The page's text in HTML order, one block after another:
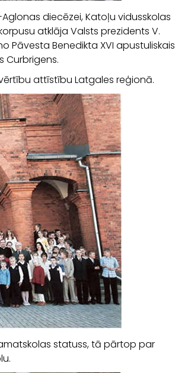
diecēzei, Katoļu vidusskolas
atklāja Valsts prezidents V.
Pāvesta Benedikta XVI apustuliskais
Curbrigens.
attīstību Latgales reģionā.
statuss, tā pārtop par